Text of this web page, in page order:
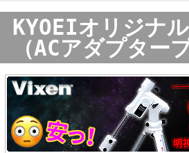
KYOEIオリジナ
（ACアダプタ